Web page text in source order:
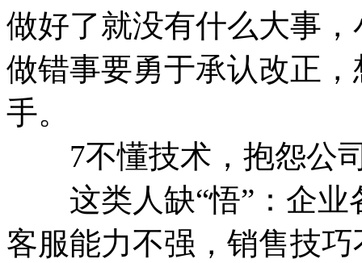
做好了就没有什么大事
做错事要勇于承认改正
手。
7不懂技术，抱怨公
这类人缺“悟”：企业
客服能力不强，销售技